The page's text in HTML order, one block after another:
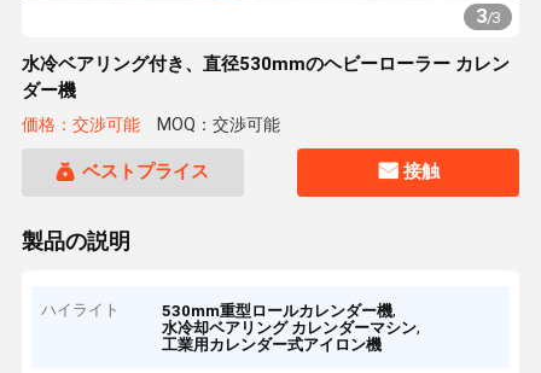
3/3
水冷ベアリング付き、直径530mmのヘビーローラー カレン
ダー機
価格：交渉可能 MOQ：交渉可能
ベストプライス 接触
製品の説明
ハイライト 530mm重型ロールカレンダー機,
水冷却ベアリング カレンダーマシン,
工業用カレンダー式アイロン機